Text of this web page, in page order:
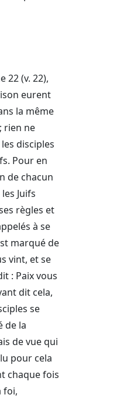
22 (v. 22),
eurent
la même
rien ne
disciples
Pour en
de chacun
Juifs
règles et
à se
marqué de
vint, et se
: Paix vous
dit cela,
se
de la
de vue qui
pour cela
chaque fois
foi,